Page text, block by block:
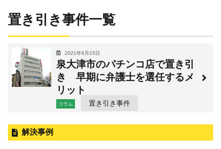
置き引き事件一覧
2021年6月15日
泉大津市のパチンコ店で置き引
き 早期に弁護士を選任するメ
リット
コラム 置き引き事件
解決事例